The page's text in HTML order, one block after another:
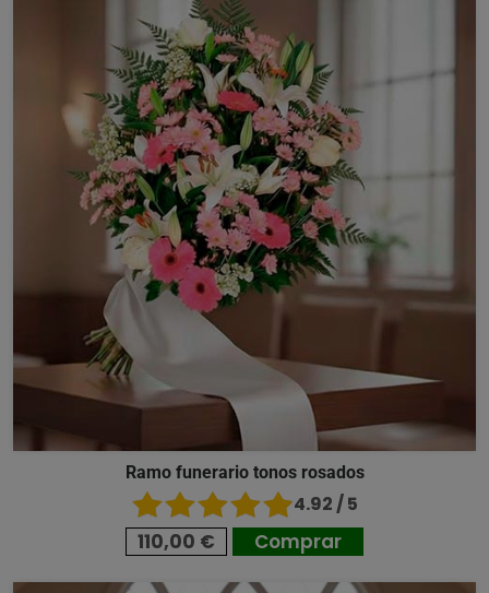
Ramo funerario tonos rosados
4.92 / 5
110,00 € Comprar